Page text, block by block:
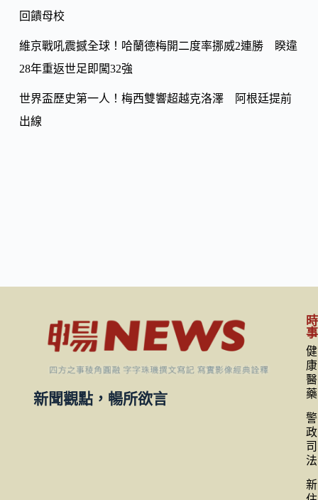
回饋母校
維京戰吼震撼全球！哈蘭德梅開二度率挪威2連勝 睽違
28年重返世足即闖32強
世界盃歷史第一人！梅西雙響超越克洛澤 阿根廷提前
出線
新聞觀點，暢所欲言
時
事
健
康
醫
藥
警
政
司
法
新